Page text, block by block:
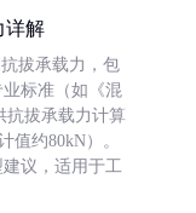
详解
拔承载力，包
标准（如《混
抗拔承载力计算
值约80kN）。
议，适用于工